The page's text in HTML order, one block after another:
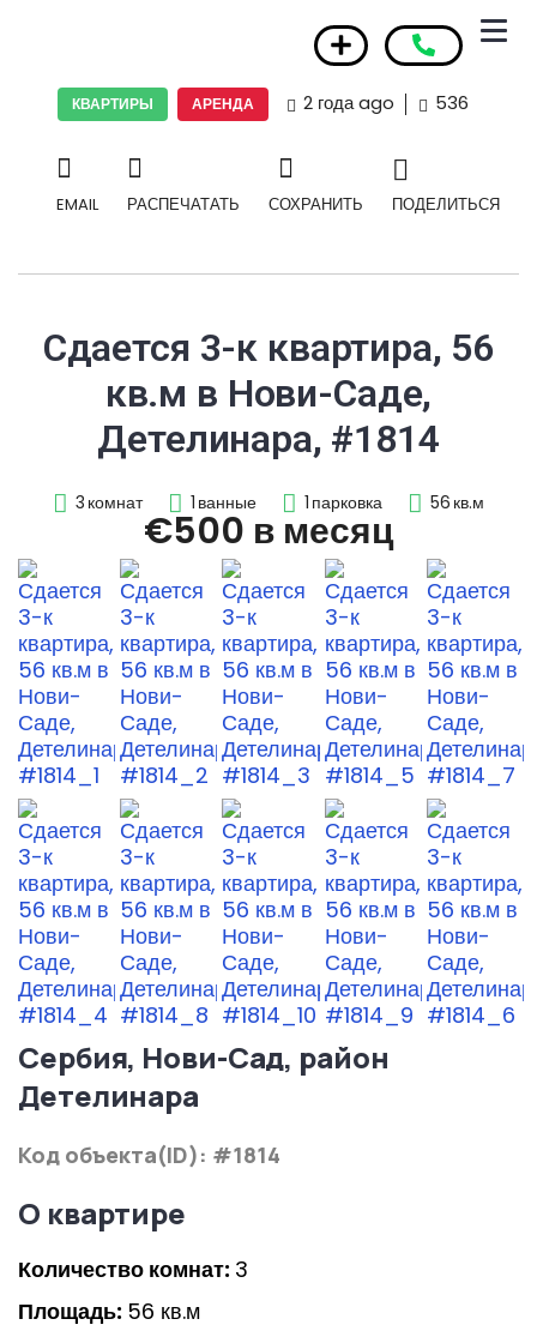
КВАРТИРЫ АРЕНДА 2 года ago 536
EMAIL РАСПЕЧАТАТЬ СОХРАНИТЬ ПОДЕЛИТЬСЯ
Сдается 3-к квартира, 56
кв.м в Нови-Саде,
Детелинара, #1814
3 комнат 1 ванные 1 парковка 56 кв.м
€500 в месяц
Сербия, Нови-Сад, район
Детелинара
Код объекта(ID): #1814
О квартире
Количество комнат: 3
Площадь: 56 кв.м